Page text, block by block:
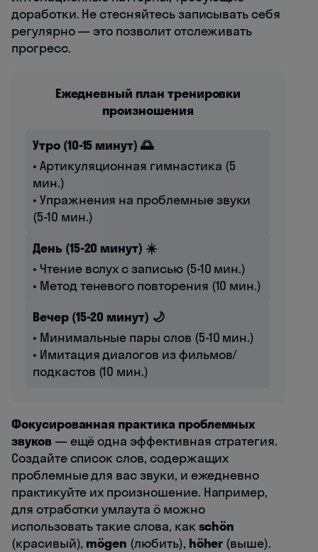
доработки. Не стесняйтесь записывать себя
регулярно — это позволит отслеживать
прогресс.
Ежедневный план тренировки
произношения
Утро (10-15 минут) 🌅
• Артикуляционная гимнастика (5
мин.)
• Упражнения на проблемные звуки
(5-10 мин.)
День (15-20 минут) ☀️
• Чтение вслух с записью (5-10 мин.)
• Метод теневого повторения (10 мин.)
Вечер (15-20 минут) 🌙
• Минимальные пары слов (5-10 мин.)
• Имитация диалогов из фильмов/
подкастов (10 мин.)
Фокусированная практика проблемных
звуков— ещё одна эффективная стратегия.
Создайте список слов, содержащих
проблемные для вас звуки, и ежедневно
практикуйте их произношение. Например,
для отработки умлаута ö можно
использовать такие слова, какschön
(красивый), mögen (любить), höher (выше).